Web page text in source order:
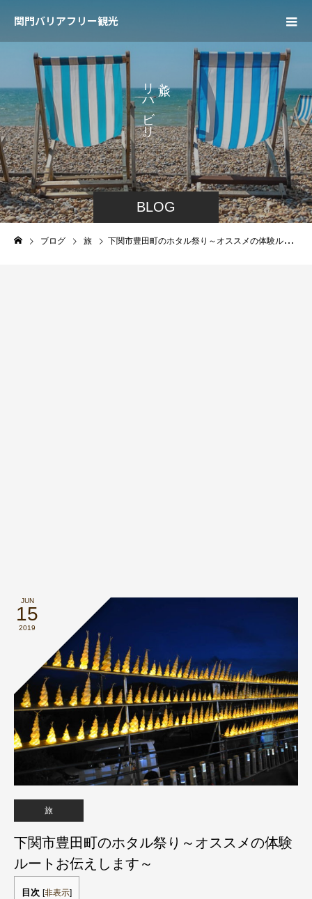
関門バリアフリー観光
BLOG
と
、
リ
ハ
ビ
リ
。
ブログ 旅 下関市豊田町のホタル祭り～オススメの体験ルートお伝えします～
JUN
15
2019
旅
下関市豊田町のホタル祭り～オススメの体験
ルートお伝えします～
目次 [非表示]